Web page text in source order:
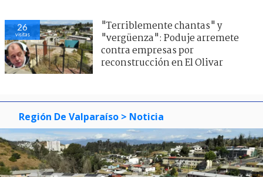
26
visitas
"Terriblemente chantas" y
"vergüenza": Poduje arremete
contra empresas por
reconstrucción en El Olivar
Región De Valparaíso > Noticia